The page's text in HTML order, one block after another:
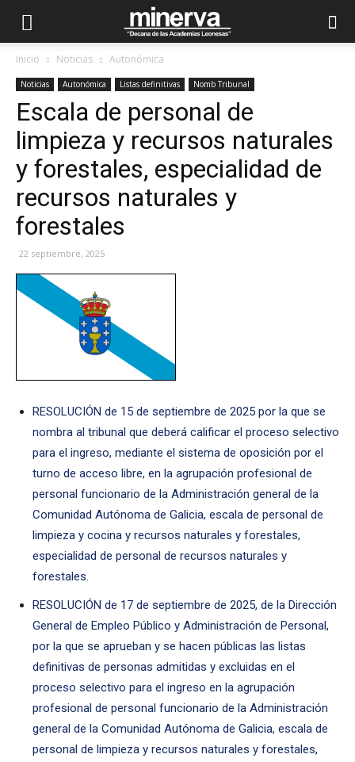
Inicio Noticias Autonómica
Noticias Autonómica Listas definitivas Nomb Tribunal
Escala de personal de
limpieza y recursos naturales
y forestales, especialidad de
recursos naturales y
forestales
22 septiembre, 2025
RESOLUCIÓN de 15 de septiembre de 2025 por la que se
nombra al tribunal que deberá calificar el proceso selectivo
para el ingreso, mediante el sistema de oposición por el
turno de acceso libre, en la agrupación profesional de
personal funcionario de la Administración general de la
Comunidad Autónoma de Galicia, escala de personal de
limpieza y cocina y recursos naturales y forestales,
especialidad de personal de recursos naturales y
forestales.
RESOLUCIÓN de 17 de septiembre de 2025, de la Dirección
General de Empleo Público y Administración de Personal,
por la que se aprueban y se hacen públicas las listas
definitivas de personas admitidas y excluidas en el
proceso selectivo para el ingreso en la agrupación
profesional de personal funcionario de la Administración
general de la Comunidad Autónoma de Galicia, escala de
personal de limpieza y recursos naturales y forestales,